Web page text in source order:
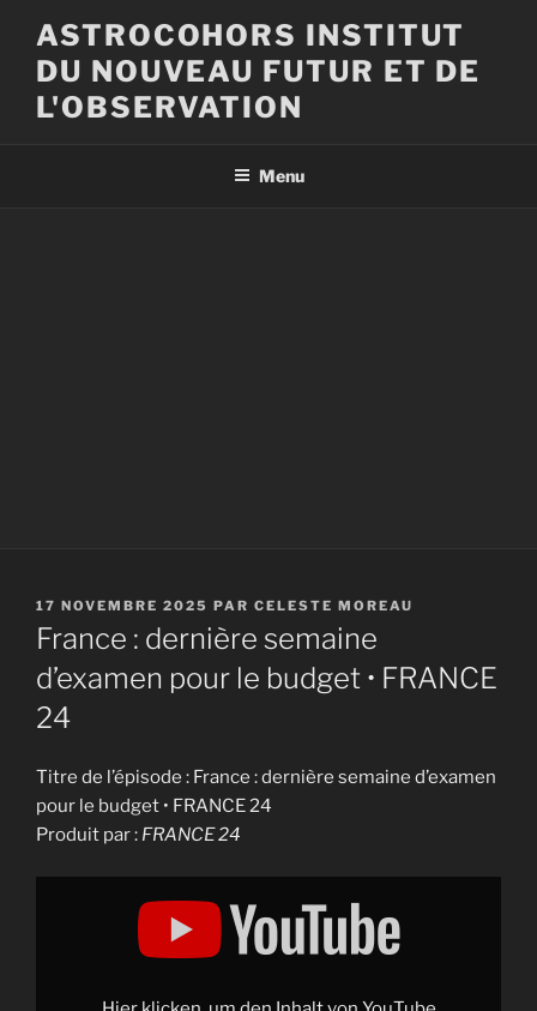
contenu
principal
ASTROCOHORS INSTITUT
DU NOUVEAU FUTUR ET DE
L'OBSERVATION
Menu
PUBLIÉ
LE
17 NOVEMBRE 2025 PAR CELESTE MOREAU
France : dernière semaine
d’examen pour le budget • FRANCE
24
Titre de l’épisode : France : dernière semaine d’examen
pour le budget • FRANCE 24
Produit par : FRANCE 24
Display